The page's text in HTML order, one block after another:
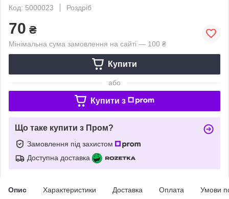
Код: 5000023
Роздріб
70 ₴
Мінімальна сума замовлення на сайті — 100 ₴
Купити
або
Купити з
Що таке купити з Пром?
Замовлення під захистом
Доступна доставка
Опис Характеристики Доставка Оплата Умови